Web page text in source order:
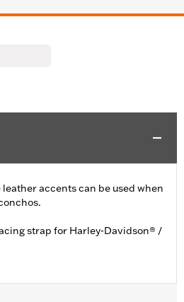
accents can be used when
strap for Harley-Davidson® /